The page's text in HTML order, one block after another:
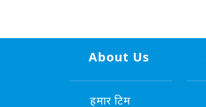
About Us
हमार टिम